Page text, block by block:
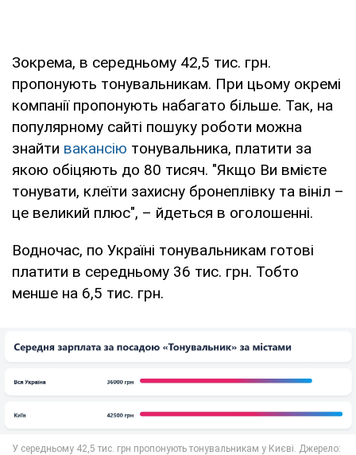
Зокрема, в середньому 42,5 тис. грн.
пропонують тонувальникам. При цьому окремі
компанії пропонують набагато більше. Так, на
популярному сайті пошуку роботи можна
знайти вакансію тонувальника, платити за
якою обіцяють до 80 тисяч. "Якщо Ви вмієте
тонувати, клеїти захисну бронеплівку та вініл –
це великий плюс", – йдеться в оголошенні.
Водночас, по Україні тонувальникам готові
платити в середньому 36 тис. грн. Тобто
менше на 6,5 тис. грн.